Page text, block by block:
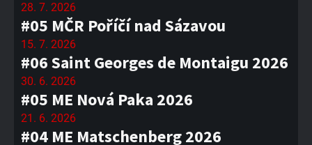
28. 7. 2026
#05 MČR Poříčí nad Sázavou
15. 7. 2026
#06 Saint Georges de Montaigu 2026
30. 6. 2026
#05 ME Nová Paka 2026
21. 6. 2026
#04 ME Matschenberg 2026